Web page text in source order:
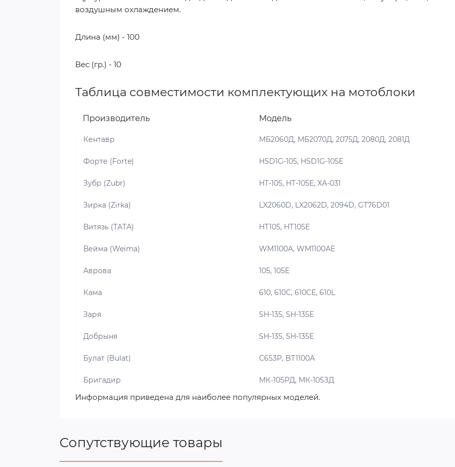
воздушным охлаждением.
Длина (мм) - 100
Вес (гр.) - 10
Таблица совместимости комплектующих на мотоблоки
Производитель Модель
Кентавр МБ2060Д, МБ2070Д, 2075Д, 2080Д, 2081Д
Форте (Forte) HSD1G-105, HSD1G-105E
Зубр (Zubr) HT-105, HT-105E, XA-031
Зирка (Zirka) LX2060D, LX2062D, 2094D, GT76D01
Витязь (ТАТА) HT105, HT105E
Вейма (Weima) WM1100А, WM1100АE
Аврова 105, 105E
Кама 610, 610С, 610CE, 610L
Заря SH-135, SH-135E
Добрыня SH-135, SH-135E
Булат (Bulat) C653P, BT1100A
Бригадир МК-105РД, МК-105ЗД
Информация приведена для наиболее популярных моделей.
Сопутствующие товары